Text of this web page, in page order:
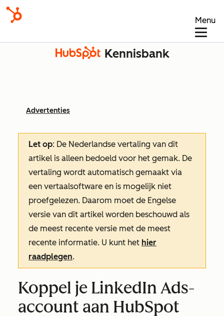
Menu
Kennisbank
Advertenties
Let op: De Nederlandse vertaling van dit
artikel is alleen bedoeld voor het gemak. De
vertaling wordt automatisch gemaakt via
een vertaalsoftware en is mogelijk niet
proefgelezen. Daarom moet de Engelse
versie van dit artikel worden beschouwd als
de meest recente versie met de meest
recente informatie. U kunt het hier
raadplegen.
Koppel je LinkedIn Ads-
account aan HubSpot